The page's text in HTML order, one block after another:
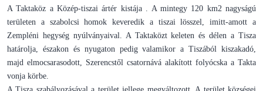
A Taktaköz a Közép-tiszai ártér kistája . A mintegy 120 km2 nagyságú
területen a szabolcsi homok keveredik a tiszai lösszel, imitt-amott a
Zempléni hegység nyúlványaival. A Taktaközt keleten és délen a Tisza
határolja, északon és nyugaton pedig valamikor a Tiszából kiszakadó,
majd elmocsarasodott, Szerencstől csatornává alakított folyócska a Takta
vonja körbe.